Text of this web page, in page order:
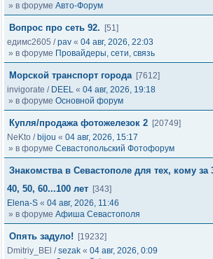
» в форуме Авто-Форум
Вопрос про сеть 92.
[51]
едимс2605 /pav « 04 авг, 2026, 22:03
» в форуме Провайдеры, сети, связь
Морской транспорт города [7612]
invigorate / DEEL « 04 авг, 2026, 19:18
» в форуме Основной форум
Купля/продажа фотожелезок 2 [20749]
NeKto / bijou « 04 авг, 2026, 15:17
» в форуме Севастопольский Фотофорум
Знакомства в Севастополе для тех, кому за
40, 50, 60...100 лет [343]
Elena-S « 04 авг, 2026, 11:46
» в форуме Афиша Севастополя
Опять задуло!
[19232]
Dmitriy_BEl /sezak « 04 авг, 2026, 0:09